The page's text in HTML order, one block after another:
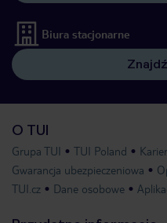
Biura stacjonarne
O TUI
Grupa TUI TUI Poland
Gwarancja ubezpieczeniowa
TUI.cz
Dane osobowe